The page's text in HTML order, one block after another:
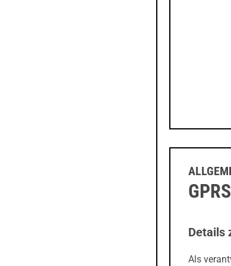
GPRS
Details
Als